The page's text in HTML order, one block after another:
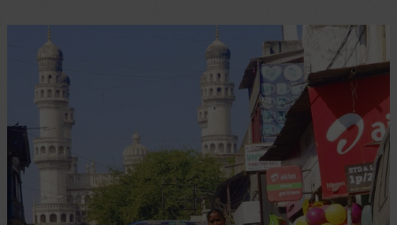
Carver,
Writer’s
Life,
von
Carol
Sklenicka
(2009)
–
8